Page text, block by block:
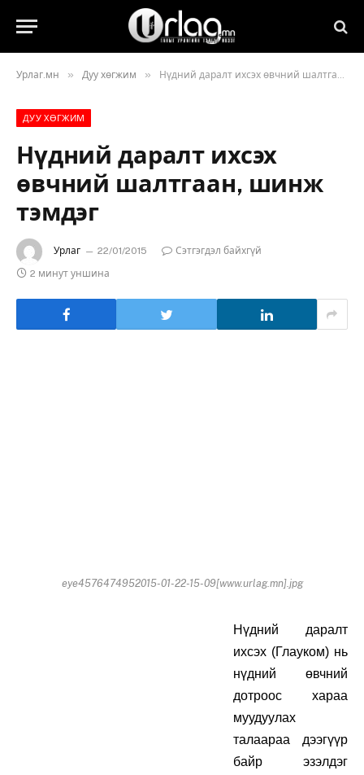
Урлаг.мн » Дуу хөгжим » Нүдний даралт ихсэх өвчний шалтгаан, шинж тэмдэг
ДУУ ХӨГЖИМ
Нүдний даралт ихсэх
өвчний шалтгаан, шинж
тэмдэг
Урлаг 22/01/2015
Сэтгэгдэл байхгүй
2 минут уншина
eye4576474952015-01-22-15-09[www.urlag.mn].jpg
Нүдний даралт
ихсэх (Глауком) нь
нүдний өвчний
дотроос хараа
муудуулах
талаараа дээгүүр
байр эзэлдэг